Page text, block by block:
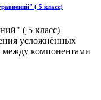
( 5 класс)
( 5 класс)
усложнённых
между компонентами